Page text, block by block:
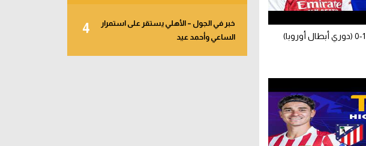
4
خبر في الجول – الأهلي يستقر على استمرار
الساعي وأحمد عيد